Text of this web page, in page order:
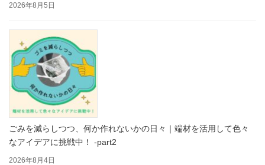
2026年8月5日
ごみを減らしつつ、何か作れないかの日々｜端材を活用して色々
なアイデアに挑戦中！ -part2
2026年8月4日